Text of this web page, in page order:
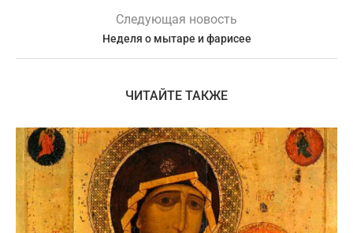
Следующая новость
Неделя о мытаре и фарисее
ЧИТАЙТЕ ТАКЖЕ